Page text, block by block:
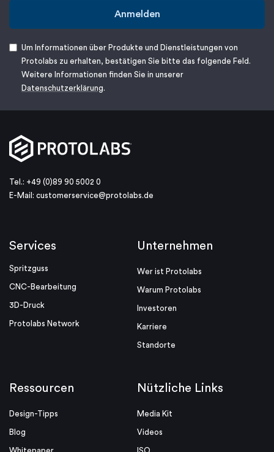
Anmelden
Um Informationen über Produkte und Dienstleistungen von
Protolabs zu erhalten, bestätigen Sie bitte das folgende Feld.
Weitere Informationen finden Sie in unserer
Datenschutzerklärung.
Tel.: +49 (0)89 90 5002 0
E-Mail: customerservice@protolabs.de
Services
Spritzguss
CNC-Bearbeitung
3D-Druck
Protolabs Network
Unternehmen
Wer ist Protolabs
Warum Protolabs
Investoren
Karriere
Standorte
Ressourcen
Design-Tipps
Blog
Whitepaper
Nützliche Links
Media Kit
Videos
ISO